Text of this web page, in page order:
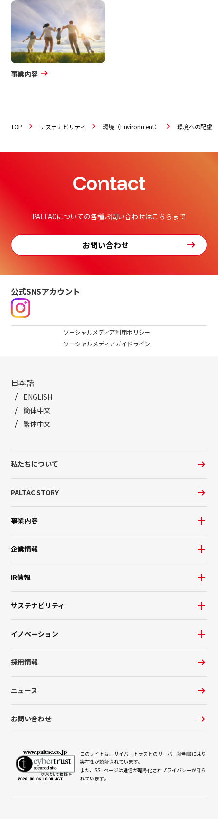
事業内容
TOP サステナビリティ 環境（Environment） 環境への配慮
Contact
PALTACについての各種お問い合わせはこちらまで
お問い合わせ
公式SNSアカウント
ソーシャルメディア利用ポリシー
ソーシャルメディアガイドライン
日本語
ENGLISH
簡体中文
繁体中文
私たちについて
PALTAC STORY
事業内容
企業情報
IR情報
サステナビリティ
イノベーション
採用情報
ニュース
お問い合わせ
このサイトは、サイバートラストのサーバー証明書により
実在性が認証されています。
また、SSL ページは通信が暗号化されプライバシーが守ら
れています。